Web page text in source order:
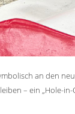
an den
– ein